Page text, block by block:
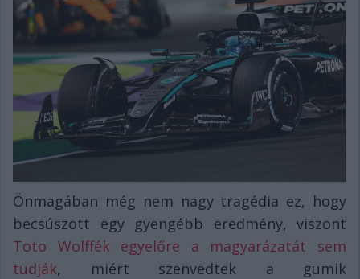
Önmagában még nem nagy tragédia ez, hogy
becsúszott egy gyengébb eredmény, viszont
Toto Wolffék egyelőre a magyarázatát sem
tudják, miért szenvedtek a gumik